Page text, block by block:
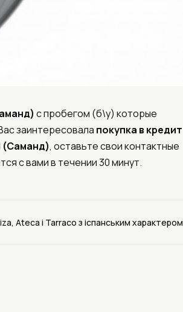
с пробегом (б\у) которые
заинтересовала покупка в кредит
(Саманд), оставьте свои контактные
с вами в течении 30 минут.
Ateca і Tarraco з іспанським характером